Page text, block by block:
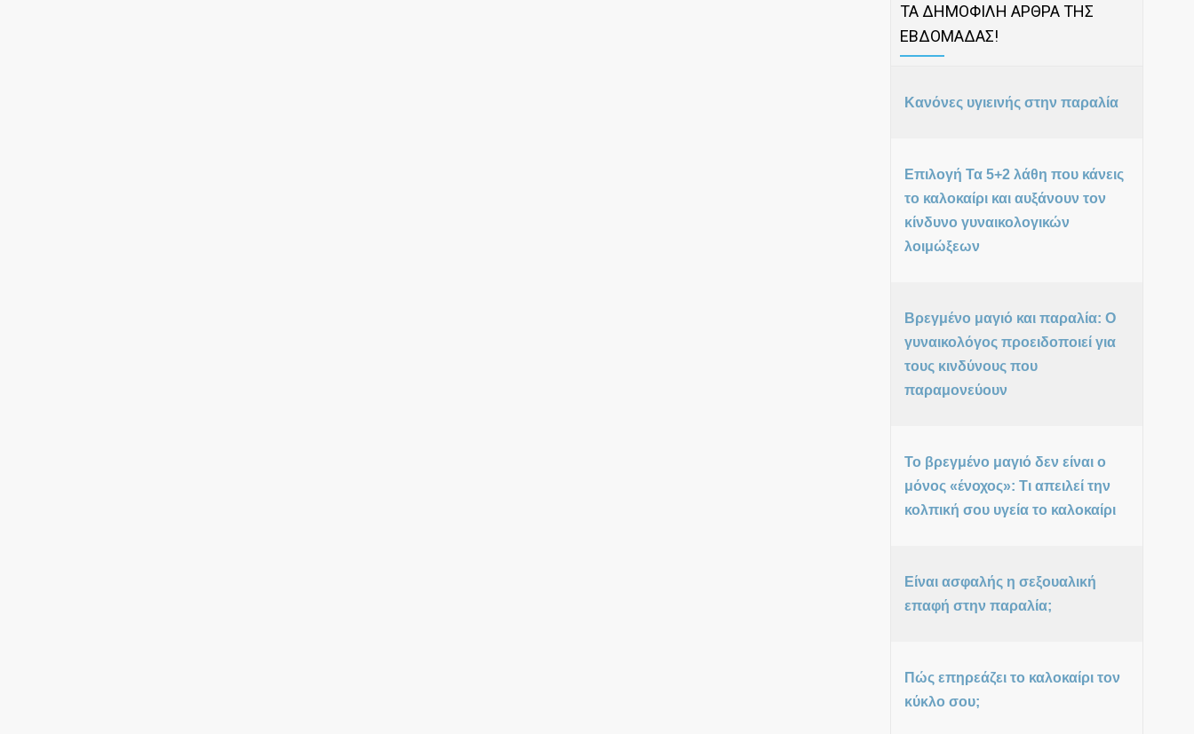
ΤΑ ΔΗΜΟΦΙΛΗ ΑΡΘΡΑ ΤΗΣ
ΕΒΔΟΜΑΔΑΣ!
Κανόνες υγιεινής στην παραλία
Επιλογή Τα 5+2 λάθη που κάνεις
το καλοκαίρι και αυξάνουν τον
κίνδυνο γυναικολογικών
λοιμώξεων
Βρεγμένο μαγιό και παραλία: Ο
γυναικολόγος προειδοποιεί για
τους κινδύνους που
παραμονεύουν
Το βρεγμένο μαγιό δεν είναι ο
μόνος «ένοχος»: Τι απειλεί την
κολπική σου υγεία το καλοκαίρι
Είναι ασφαλής η σεξουαλική
επαφή στην παραλία;
Πώς επηρεάζει το καλοκαίρι τον
κύκλο σου;